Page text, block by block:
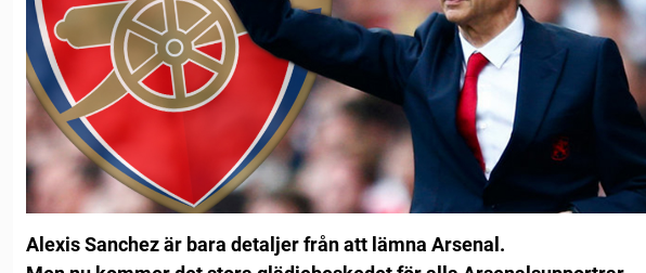
Alexis Sanchez är bara detaljer från att lämna Arsenal.